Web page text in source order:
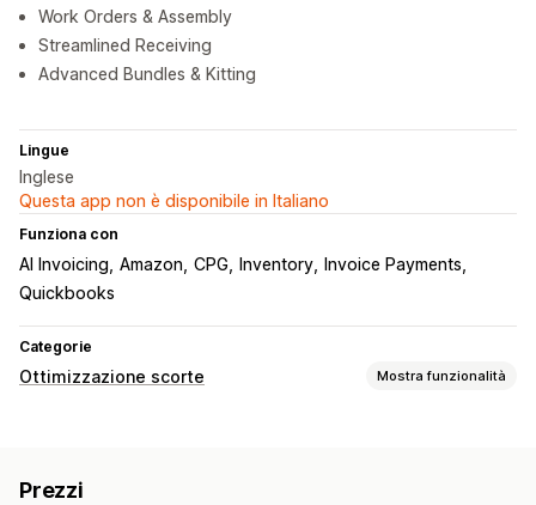
Work Orders & Assembly
Streamlined Receiving
Advanced Bundles & Kitting
Lingue
Inglese
Questa app non è disponibile in Italiano
Funziona con
AI Invoicing Amazon CPG Inventory
Invoice Payments
Quickbooks
Categorie
Ottimizzazione scorte Mostra funzionalità
Riassortimento automatico
Prezzi